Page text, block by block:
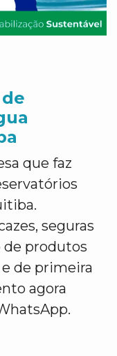
que faz
seguras
de produtos
de primeira
agora